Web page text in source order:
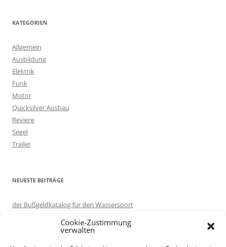
KATEGORIEN
Allgemein
Ausbildung
Elektrik
Funk
Motor
Quicksilver Ausbau
Reviere
Segel
Trailer
NEUESTE BEITRÄGE
der Bußgeldkatalog für den Wassersport
Motorboot ausprobieren – auf Korfu
Cookie-Zustimmung
verwalten